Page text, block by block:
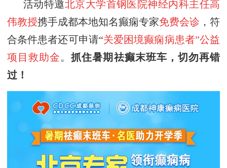
活动特邀北京大学首钢医院神经内科主任高
伟教授携手成都本地知名癫痫专家免费会诊 ，符
合条件患者还可申请“关爱困境癫痫病患者”公益
项目救助金。抓住暑期祛癫末班车 ，切勿再错
过！